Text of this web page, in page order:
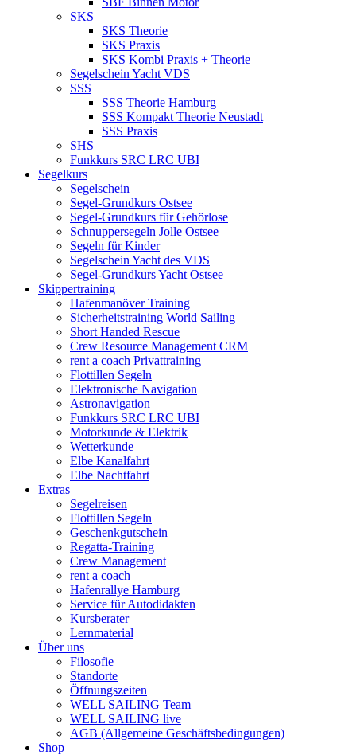
SKS
SKS Theorie
SKS Praxis
SKS Kombi Praxis + Theorie
Segelschein Yacht VDS
SSS
SSS Theorie Hamburg
SSS Kompakt Theorie Neustadt
SSS Praxis
SHS
Funkkurs SRC LRC UBI
Segelkurs
Segelschein
Segel-Grundkurs Ostsee
Segel-Grundkurs für Gehörlose
Schnuppersegeln Jolle Ostsee
Segeln für Kinder
Segelschein Yacht des VDS
Segel-Grundkurs Yacht Ostsee
Skippertraining
Hafenmanöver Training
Sicherheitstraining World Sailing
Short Handed Rescue
Crew Resource Management CRM
rent a coach Privattraining
Flottillen Segeln
Elektronische Navigation
Astronavigation
Funkkurs SRC LRC UBI
Motorkunde & Elektrik
Wetterkunde
Elbe Kanalfahrt
Elbe Nachtfahrt
Extras
Segelreisen
Flottillen Segeln
Geschenkgutschein
Regatta-Training
Crew Management
rent a coach
Hafenrallye Hamburg
Service für Autodidakten
Kursberater
Lernmaterial
Über uns
Filosofie
Standorte
Öffnungszeiten
WELL SAILING Team
WELL SAILING live
AGB (Allgemeine Geschäftsbedingungen)
Shop